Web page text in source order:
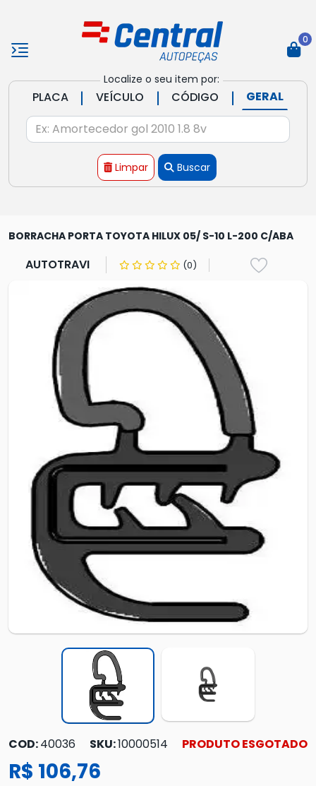
Localize o seu item por:
PLACA | VEÍCULO | CÓDIGO | GERAL
Limpar Buscar
0
BORRACHA PORTA TOYOTA HILUX 05/ S-10 L-200 C/ABA
AUTOTRAVI (0)
COD:40036 SKU:10000514 PRODUTO ESGOTADO
R$ 106,76